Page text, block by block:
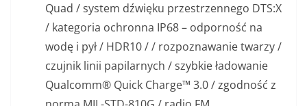
Quad / system dźwięku przestrzennego DTS:X
/ kategoria ochronna IP68 – odporność na
wodę i pył / HDR10 / / rozpoznawanie twarzy /
czujnik linii papilarnych / szybkie ładowanie
Qualcomm® Quick Charge™ 3.0 / zgodność z